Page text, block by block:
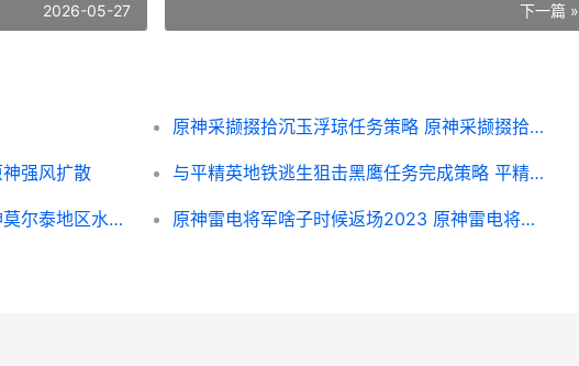
2026-05-27 下一篇 »
原神采撷掇拾沉玉浮琼任务策略 原神采撷掇拾沉玉任务攻略
强风扩散 与平精英地铁逃生狙击黑鹰任务完成策略 平精英地铁逃生冰河禁区
原神莫尔泰地区传奇如何打 原神莫尔泰地区水下怎么进入 原神雷电将军啥子时候返场2023 原神雷电将军什么位置